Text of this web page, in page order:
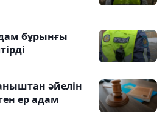
бұрынғы
әйелін
ер адам